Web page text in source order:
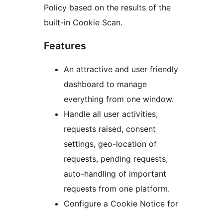
Policy based on the results of the
built-in Cookie Scan.
Features
An attractive and user friendly
dashboard to manage
everything from one window.
Handle all user activities,
requests raised, consent
settings, geo-location of
requests, pending requests,
auto-handling of important
requests from one platform.
Configure a Cookie Notice for